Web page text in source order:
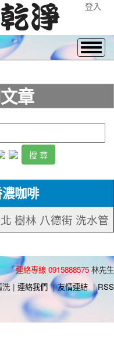
登入
章
咖啡
樹林 八德街 洗水管
連絡專線 0915888575 林先生
洗 | 連絡我們 | 友情連結 | RSS